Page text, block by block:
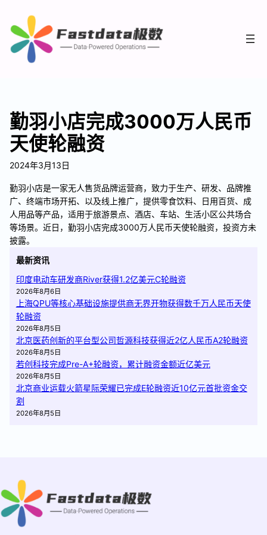
勤羽小店完成3000万人民币
天使轮融资
2024年3月13日
勤羽小店是一家无人售货品牌运营商，致力于生产、研发、品牌推
广、终端市场开拓、以及线上推广，提供零食饮料、日用百货、成
人用品等产品，适用于旅游景点、酒店、车站、生活小区公共场合
等场景。近日，勤羽小店完成3000万人民币天使轮融资，投资方未
披露。
最新资讯
印度电动车研发商River获得1.2亿美元C轮融资
2026年8月6日
上海QPU等核心基础设施提供商无界开物获得数千万人民币天使
轮融资
2026年8月5日
北京医药创新的平台型公司哲源科技获得近2亿人民币A2轮融资
2026年8月5日
若创科技完成Pre-A+轮融资，累计融资金额近亿美元
2026年8月5日
北京商业运载火箭星际荣耀已完成E轮融资近10亿元首批资金交
割
2026年8月5日